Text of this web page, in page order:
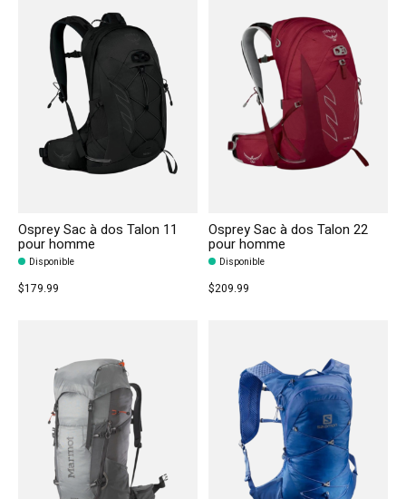
Osprey Sac à dos Talon 11
pour homme
Disponible
$179.99
Osprey Sac à dos Talon 22
pour homme
Disponible
$209.99